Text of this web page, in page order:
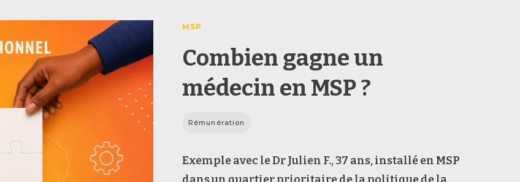
MSP
Combien gagne un
médecin en MSP ?
Rémunération
Exemple avec le Dr Julien F., 37 ans, installé en MSP